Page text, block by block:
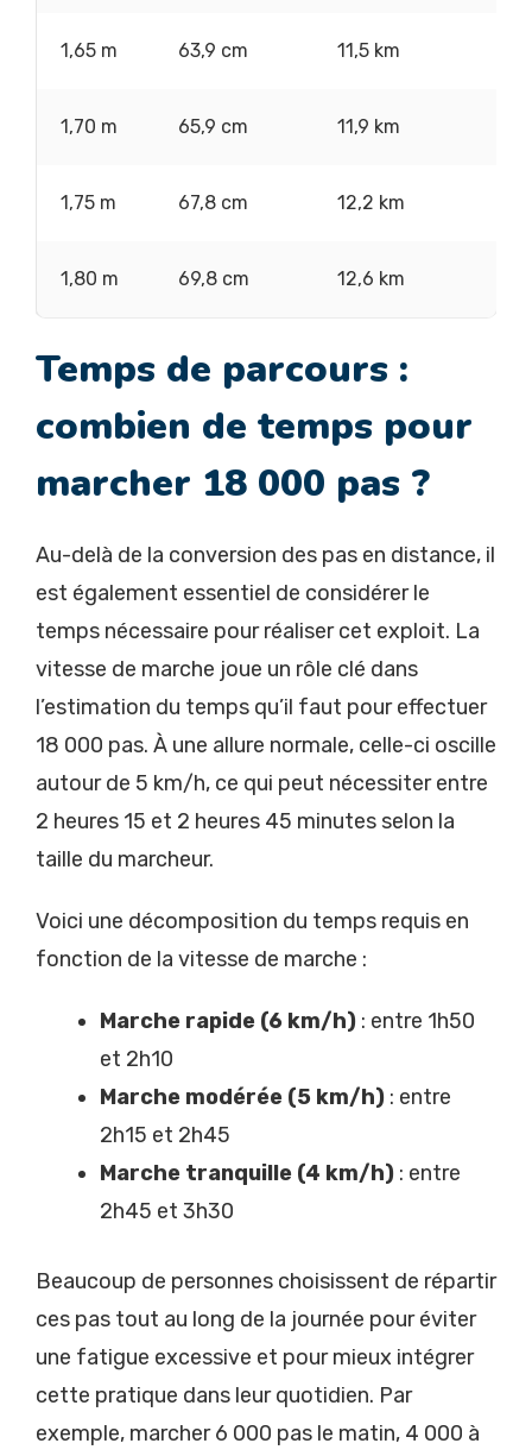
1,65 m 63,9 cm 11,5 km
1,70 m 65,9 cm 11,9 km
1,75 m 67,8 cm 12,2 km
1,80 m 69,8 cm 12,6 km
Temps de parcours :
combien de temps pour
marcher 18 000 pas ?
Au-delà de la conversion des pas en distance, il
est également essentiel de considérer le
temps nécessaire pour réaliser cet exploit. La
vitesse de marche joue un rôle clé dans
l’estimation du temps qu’il faut pour effectuer
18 000 pas. À une allure normale, celle-ci oscille
autour de 5 km/h, ce qui peut nécessiter entre
2 heures 15 et 2 heures 45 minutes selon la
taille du marcheur.
Voici une décomposition du temps requis en
fonction de la vitesse de marche :
Marche rapide (6 km/h) : entre 1h50
et 2h10
Marche modérée (5 km/h) : entre
2h15 et 2h45
Marche tranquille (4 km/h) : entre
2h45 et 3h30
Beaucoup de personnes choisissent de répartir
ces pas tout au long de la journée pour éviter
une fatigue excessive et pour mieux intégrer
cette pratique dans leur quotidien. Par
exemple, marcher 6 000 pas le matin, 4 000 à